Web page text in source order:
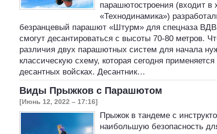
парашютостроения (входит в
«Технодинамика»)
безранцевый парашют «Штурм» для спецназа
смогут десантироваться с высоты 70-80 метров.
различия двух парашютных систем для начала
классическую схему, которая сегодня
десантных войсках. Десантник…
Виды Прыжков с Парашютом
[Июнь 12, 2022 – 17:16]
Прыжок в тандеме с
наибольшую безопасность